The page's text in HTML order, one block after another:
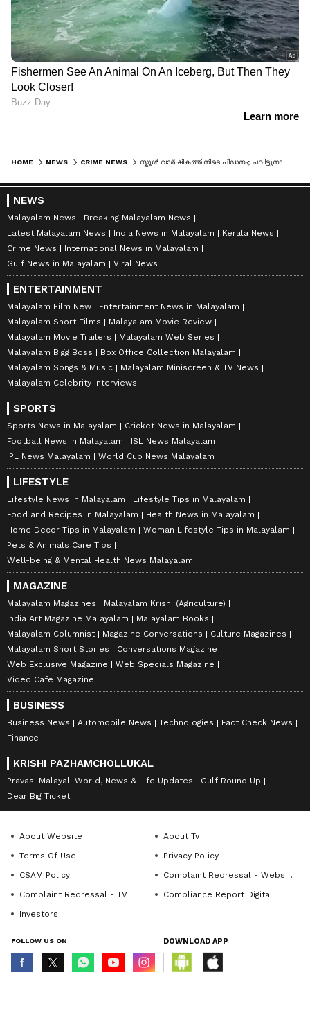
HOME NEWS CRIME NEWS
NEWS
Malayalam News
Breaking Malayalam News
Latest Malayalam News
India News in Malayalam
Kerala News
Crime News
International News in Malayalam
Gulf News in Malayalam
Viral News
ENTERTAINMENT
Malayalam Film New
Entertainment News in Malayalam
Malayalam Short Films
Malayalam Movie Review
Malayalam Movie Trailers
Malayalam Web Series
Malayalam Bigg Boss
Box Office Collection Malayalam
Malayalam Songs & Music
Malayalam Miniscreen & TV News
Malayalam Celebrity Interviews
SPORTS
Sports News in Malayalam
Cricket News in Malayalam
Football News in Malayalam
ISL News Malayalam
IPL News Malayalam
World Cup News Malayalam
LIFESTYLE
Lifestyle News in Malayalam
Lifestyle Tips in Malayalam
Food and Recipes in Malayalam
Health News in Malayalam
Home Decor Tips in Malayalam
Woman Lifestyle Tips in Malayalam
Pets & Animals Care Tips
Well-being & Mental Health News Malayalam
MAGAZINE
Malayalam Magazines
Malayalam Krishi (Agriculture)
India Art Magazine Malayalam
Malayalam Books
Malayalam Columnist
Magazine Conversations
Culture Magazines
Malayalam Short Stories
Conversations Magazine
Web Exclusive Magazine
Web Specials Magazine
Video Cafe Magazine
BUSINESS
Business News Automobile News Technologies
Fact Check News
Finance
KRISHI PAZHAMCHOLLUKAL
Pravasi Malayali World, News & Life Updates
Gulf Round Up
Dear Big Ticket
About Website
About Tv
Terms Of Use
Privacy Policy
CSAM Policy
Complaint Redressal - Website
Complaint Redressal - TV
Compliance Report Digital
Investors
FOLLOW US ON DOWNLOAD APP